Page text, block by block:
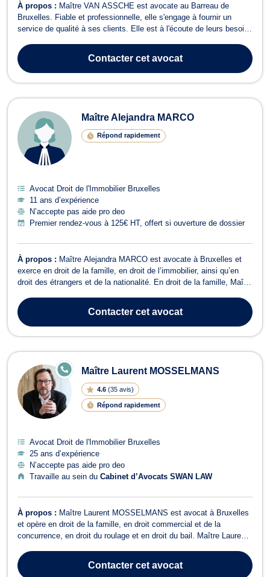
À propos : Maître VAN ASSCHE est avocate au Barreau de
Bruxelles. Fiable et professionnelle, elle s'engage à fournir un
service de qualité à ses clients. Elle est à l'écoute de leurs besoins
pratique le droit de l’urbanisme, le droit de la construction et le droit
immobilier...
Contactercet avocat
Maître Alejandra MARCO
Répond rapidement
Avocat Droit de l'Immobilier Bruxelles
11 ans d’expérience
N’accepte pas aide pro deo
Premier rendez-vous à 125€ HT, offert si ouverture de dossier
À propos : Maître Alejandra MARCO est avocate à Bruxelles et
exerce en droit de la famille, en droit de l’immobilier, ainsi qu’en
droit des étrangers et de la nationalité. En droit de la famille, Maître
familiales telles que le divorce à l’amiable ou contentieux. Elle
prend éga...
Contactercet avocat
Maître Laurent MOSSELMANS
4.6 (35 avis)
Répond rapidement
E
N
G
N
E
Avocat Droit de l'Immobilier Bruxelles
25 ans d’expérience
N’accepte pas aide pro deo
Travaille au sein du Cabinet d’Avocats SWAN LAW
À propos : Maître Laurent MOSSELMANS est avocat à Bruxelles
et opère en droit de la famille, en droit commercial et de la
concurrence, en droit du roulage et en droit du bail. Maître Laurent
relève du divorce, de la cohabitation légale ou de la succession. Il
traite égaleme...
Contactercet avocat